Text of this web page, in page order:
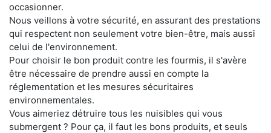
occasionner.
Nous veillons à votre sécurité, en assurant des prestations
qui respectent non seulement votre bien-être, mais aussi
celui de l'environnement.
Pour choisir le bon produit contre les fourmis, il s'avère
être nécessaire de prendre aussi en compte la
réglementation et les mesures sécuritaires
environnementales.
Vous aimeriez détruire tous les nuisibles qui vous
submergent ? Pour ça, il faut les bons produits, et seuls